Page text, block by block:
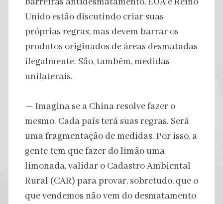
Unido estão discutindo criar suas
próprias regras, mas devem barrar os
produtos originados de áreas desmatadas
ilegalmente. São, também, medidas
unilaterais.
— Imagina se a China resolve fazer o
mesmo. Cada país terá suas regras. Será
uma fragmentação de medidas. Por isso, a
gente tem que fazer do limão uma
limonada, validar o Cadastro Ambiental
Rural (CAR) para provar, sobretudo, que o
que vendemos não vem do desmatamento